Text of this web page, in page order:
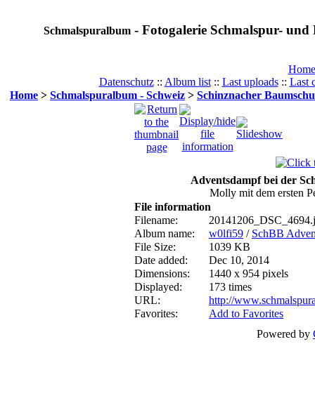
Schmalspuralbum- Fotogalerie Schmalspur-
Home
Datenschutz:: Album list:: Last uploads:: Last
Home > Schmalspuralbum - Schweiz > Schinznacher
Adventsdampf bei der
Molly mit dem ersten
File information
Filename:
Album name:
w0lfi59 / SchBB
File Size:
1039 KB
Date added:
Dec 10, 2014
Dimensions:
1440 x 954 pixels
Displayed:
173 times
URL:
http://
Favorites:
Add to Favorites
Powered by